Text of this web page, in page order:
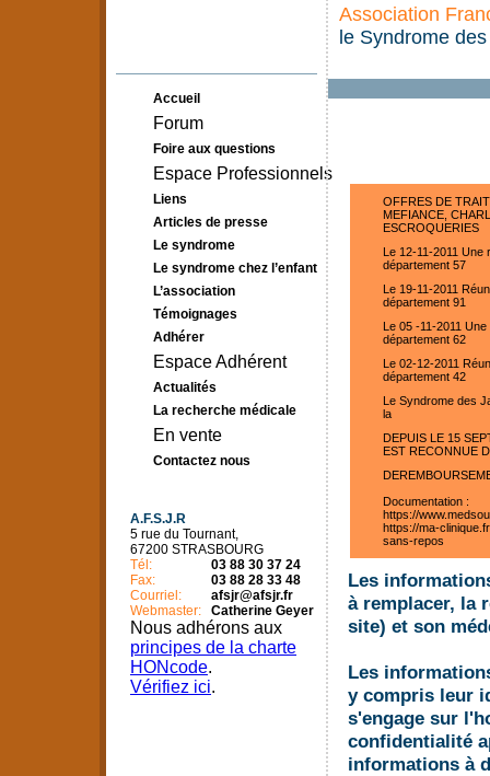
Accueil
Forum
Foire aux questions
Espace Professionnels
Liens
Articles de presse
Le syndrome
Le syndrome chez l’enfant
L’association
Témoignages
Adhérer
Espace Adhérent
Actualités
La recherche médicale
En vente
Contactez nous
A.F.S.J.R
5 rue du Tournant,
67200 STRASBOURG
Tél:
03 88 30 37 24
Fax:
03 88 28 33 48
Courriel:
afsjr@afsjr.fr
Webmaster:
Catherine Geyer
Nous adhérons aux
principes de la charte
HONcode.
Vérifiez ici.
Association
le Syndrome
OFFRES DE
MEFIANCE,
ESCROQUERIES
Le 12-11-2011 Une
département 57
Le 19-11-2011
département 91
Le 05 -11-2011
département 62
Le 02-12-2011
département 42
Le Syndrome des
la
DEPUIS LE 15
EST RECONNUE
Documentation :
https://
https://ma-
sans-repos
Les
à remplacer, la
site) et son
Les
y compris leur
s'engage sur
confidentialité
informations à